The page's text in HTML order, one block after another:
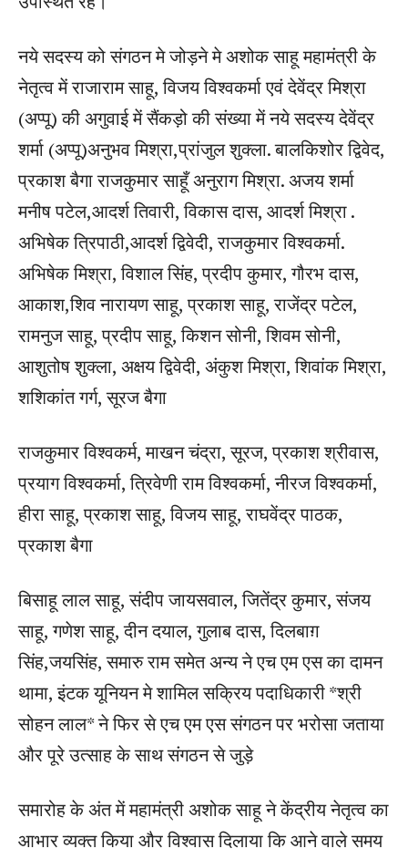
नये सदस्य को संगठन मे जोड़ने मे अशोक साहू महामंत्री के
नेतृत्व में राजाराम साहू, विजय विश्वकर्मा एवं देवेंद्र मिश्रा
(अप्पू) की अगुवाई में सैंकड़ो की संख्या में नये सदस्य देवेंद्र
शर्मा (अप्पू)अनुभव मिश्रा,प्रांजुल शुक्ला. बालकिशोर द्विवेद,
प्रकाश बैगा राजकुमार साहूँ अनुराग मिश्रा. अजय शर्मा
मनीष पटेल,आदर्श तिवारी, विकास दास, आदर्श मिश्रा .
अभिषेक त्रिपाठी,आदर्श द्विवेदी, राजकुमार विश्वकर्मा.
अभिषेक मिश्रा, विशाल सिंह, प्रदीप कुमार, गौरभ दास,
आकाश,शिव नारायण साहू, प्रकाश साहू, राजेंद्र पटेल,
रामनुज साहू, प्रदीप साहू, किशन सोनी, शिवम सोनी,
आशुतोष शुक्ला, अक्षय द्विवेदी, अंकुश मिश्रा, शिवांक मिश्रा,
शशिकांत गर्ग, सूरज बैगा
राजकुमार विश्वकर्म, माखन चंद्रा, सूरज, प्रकाश श्रीवास,
प्रयाग विश्वकर्मा, त्रिवेणी राम विश्वकर्मा, नीरज विश्वकर्मा,
हीरा साहू, प्रकाश साहू, विजय साहू, राघवेंद्र पाठक,
प्रकाश बैगा
बिसाहू लाल साहू, संदीप जायसवाल, जितेंद्र कुमार, संजय
साहू, गणेश साहू, दीन दयाल, गुलाब दास, दिलबाग़
सिंह,जयसिंह, समारु राम समेत अन्य ने एच एम एस का दामन
थामा, इंटक यूनियन मे शामिल सक्रिय पदाधिकारी *श्री
सोहन लाल* ने फिर से एच एम एस संगठन पर भरोसा जताया
और पूरे उत्साह के साथ संगठन से जुड़े
समारोह के अंत में महामंत्री अशोक साहू ने केंद्रीय नेतृत्व का
आभार व्यक्त किया और विश्वास दिलाया कि आने वाले समय